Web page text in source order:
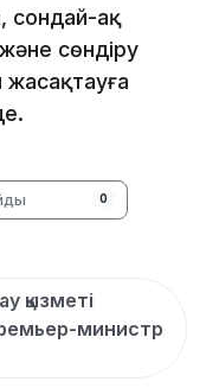
сондай-ақ
сөндіру
жасақтауға
0
қызметі
министр